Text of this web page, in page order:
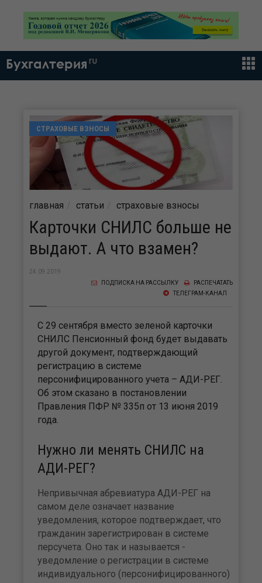
Бухгалтерия ru
СТРАХОВЫЕ ВЗНОСЫ
главная статьи страховые взносы
Карточки СНИЛС больше не
выдают. А что взамен?
24.09.2019
РАСПЕЧАТАТЬ
ПОДПИСКА НА РАССЫЛКУ
ТЕЛЕГРАМ-КАНАЛ
С 29 сентября вместо зеленой карточки
СНИЛС Пенсионный фонд будет выдавать
другой документ, подтверждающий
регистрацию в системе
персонифицированного учета – АДИ-РЕГ.
Об этом сказано в постановлении
Правления ПФР № 335п от 13 июня 2019
года.
Нужно ли менять СНИЛС на
АДИ-РЕГ?
Непривычная абревиатура АДИ-РЕГ на
самом деле означает название
уведомления, которое подтверждает, что
гражданин зарегистрирован в системе
персучета. Оно так и называется -
уведомление о регистрации в системе
индивидуального (персонифицированного)